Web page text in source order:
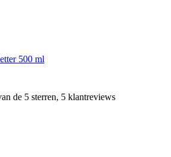
500 ml
de 5 sterren, 5 klantreviews